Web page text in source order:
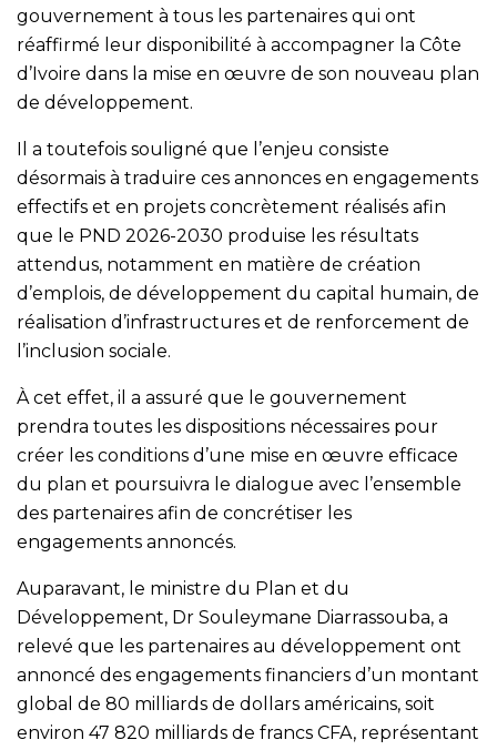
gouvernement à tous les partenaires qui ont
réaffirmé leur disponibilité à accompagner la Côte
d’Ivoire dans la mise en œuvre de son nouveau plan
de développement.
Il a toutefois souligné que l’enjeu consiste
désormais à traduire ces annonces en engagements
effectifs et en projets concrètement réalisés afin
que le PND 2026-2030 produise les résultats
attendus, notamment en matière de création
d’emplois, de développement du capital humain, de
réalisation d’infrastructures et de renforcement de
l’inclusion sociale.
À cet effet, il a assuré que le gouvernement
prendra toutes les dispositions nécessaires pour
créer les conditions d’une mise en œuvre efficace
du plan et poursuivra le dialogue avec l’ensemble
des partenaires afin de concrétiser les
engagements annoncés.
Auparavant, le ministre du Plan et du
Développement, Dr Souleymane Diarrassouba, a
relevé que les partenaires au développement ont
annoncé des engagements financiers d’un montant
global de 80 milliards de dollars américains, soit
environ 47 820 milliards de francs CFA, représentant